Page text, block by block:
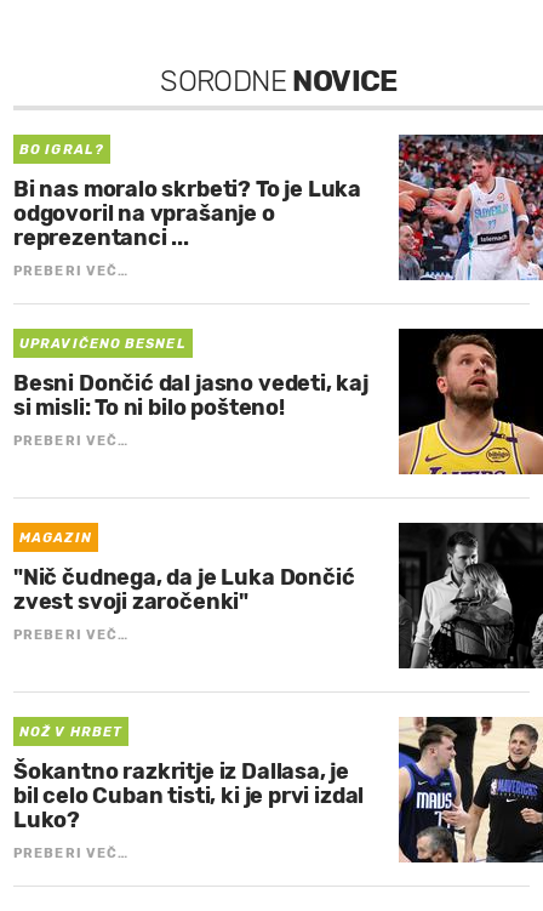
SORODNE NOVICE
BO IGRAL?
Bi nas moralo skrbeti? To je Luka
odgovoril na vprašanje o
reprezentanci ...
PREBERI VEČ…
UPRAVIČENO BESNEL
Besni Dončić dal jasno vedeti, kaj
si misli: To ni bilo pošteno!
PREBERI VEČ…
MAGAZIN
"Nič čudnega, da je Luka Dončić
zvest svoji zaročenki"
PREBERI VEČ…
NOŽ V HRBET
Šokantno razkritje iz Dallasa, je
bil celo Cuban tisti, ki je prvi izdal
Luko?
PREBERI VEČ…